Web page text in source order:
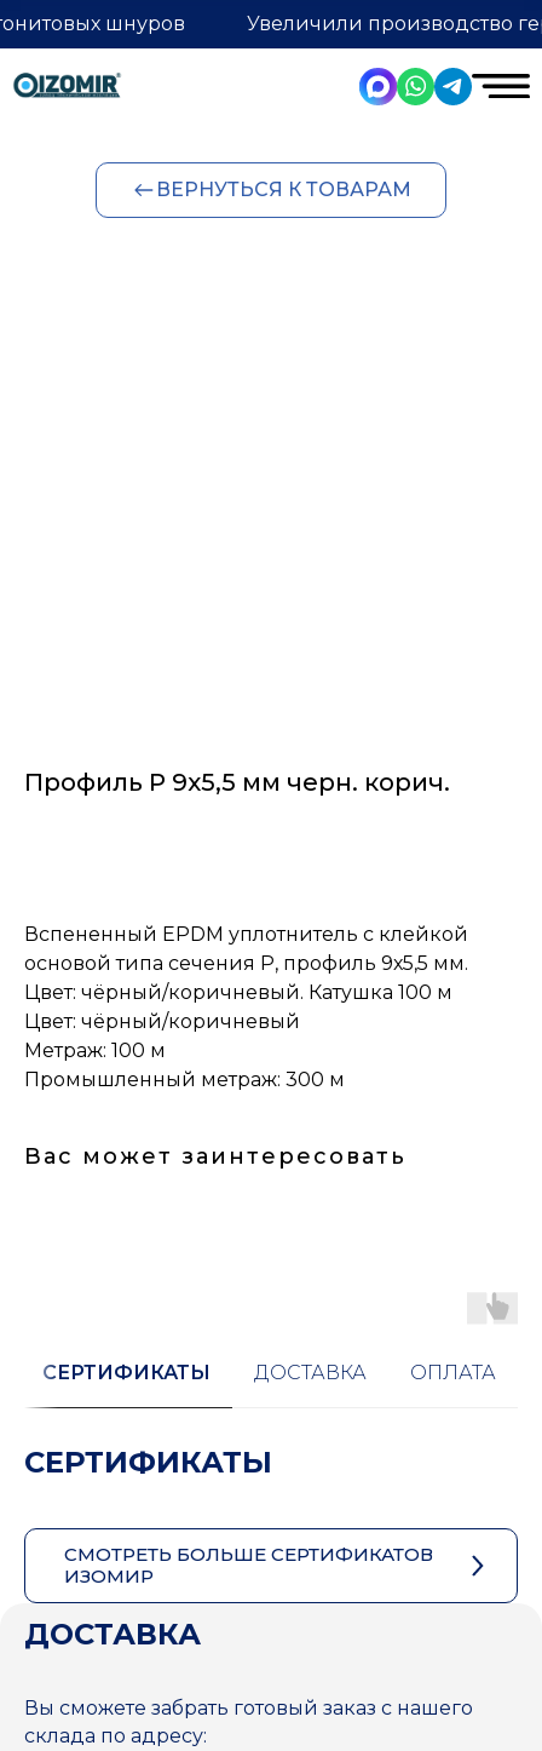
Увеличили производство
шнуров
ВЕРНУТЬСЯ К ТОВАРАМ
Профиль Р 9х5,5 мм черн. корич.
Вспененный EPDM уплотнитель с клейкой
основой типа сечения Р, профиль 9х5,5 мм.
Цвет: чёрный/коричневый. Катушка 100 м
Цвет: чёрный/коричневый
Метраж: 100 м
Промышленный метраж: 300 м
Вас может заинтересовать
СЕРТИФИКАТЫ ДОСТАВКА ОПЛАТА
СЕРТИФИКАТЫ
СМОТРЕТЬ БОЛЬШЕ СЕРТИФИКАТОВ
ИЗОМИР
ДОСТАВКА
Вы сможете забрать готовый заказ с нашего
склада по адресу: